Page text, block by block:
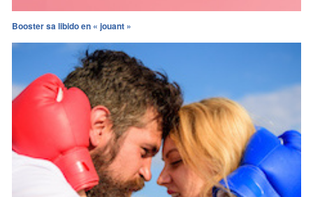
Booster sa libido en « jouant »